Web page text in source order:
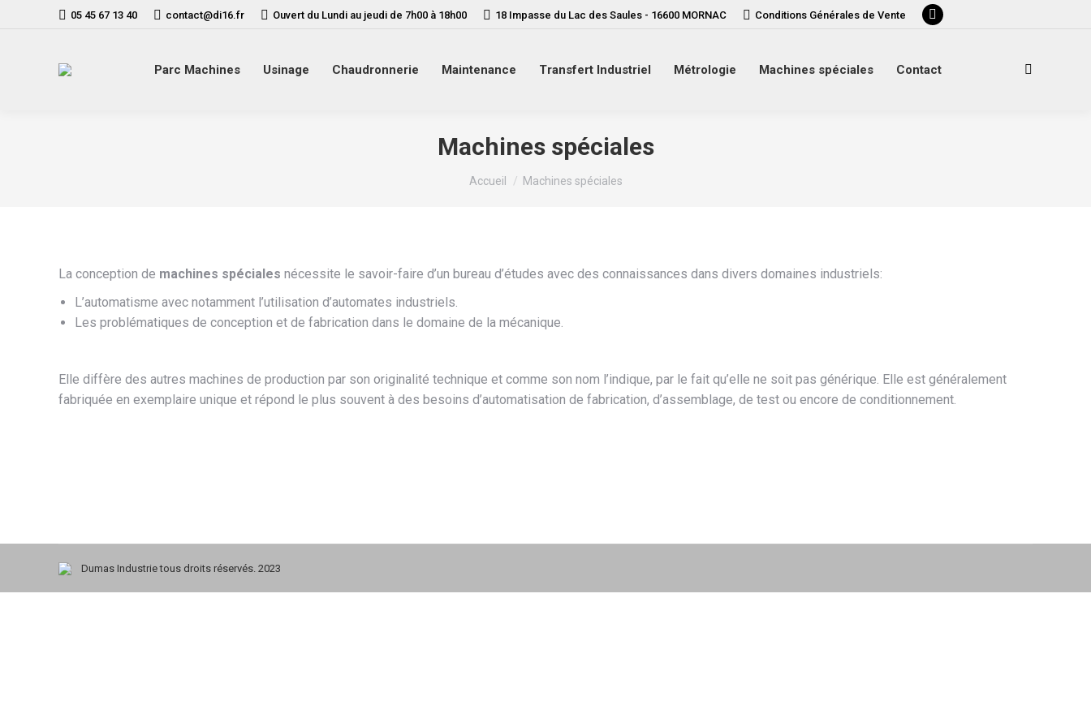
05 45 67 13 40 contact@di16.fr Ouvert du Lundi au jeudi de 7h00 à 18h00 18 Impasse du Lac des Saules - 16600 MORNAC Conditions Générales de Vente
La
LinkedIn
Parc Machines Usinage Chaudronnerie Maintenance Transfert Industriel Métrologie Machines spéciales Contact
Recherche
Machines spéciales
Vous êtes ici :
Accueil Machines spéciales
La conception de machines spéciales nécessite le savoir-faire d’un bureau d’études avec des connaissances dans divers domaines industriels:
L’automatisme avec notamment l’utilisation d’automates industriels.
Les problématiques de conception et de fabrication dans le domaine de la mécanique.
Elle diffère des autres machines de production par son originalité technique et comme son nom l’indique, par le fait qu’elle ne soit pas générique. Elle est généralement
fabriquée en exemplaire unique et répond le plus souvent à des besoins d’automatisation de fabrication, d’assemblage, de test ou encore de conditionnement.
Dumas Industrie tous droits réservés. 2023